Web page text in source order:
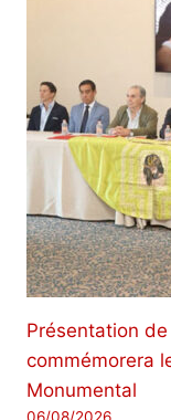
Présentation
commémorera
Monumental